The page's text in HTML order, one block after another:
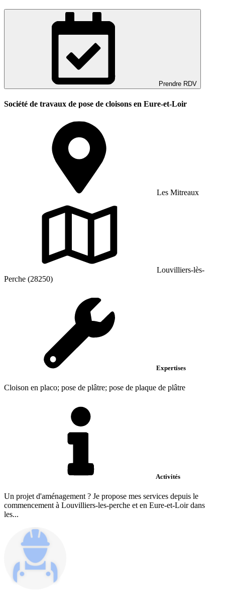
Prendre RDV
Société de travaux de pose de cloisons en Eure-et-Loir
Les Mitreaux
Louvilliers-lès-
Perche (28250)
Expertises
Cloison en placo; pose de plâtre; pose de plaque de plâtre
Activités
Un projet d'aménagement ? Je propose mes services depuis le
commencement à Louvilliers-les-perche et en Eure-et-Loir dans
les...